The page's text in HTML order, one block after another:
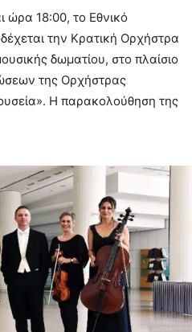
ώρα 18:00, το Εθνικό
την Κρατική Ορχήστρα
δωματίου, στο πλαίσιο
της Ορχήστρας
Η παρακολούθηση της